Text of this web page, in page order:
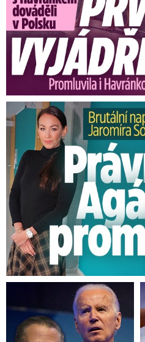
Brutální napadení Soukupa.